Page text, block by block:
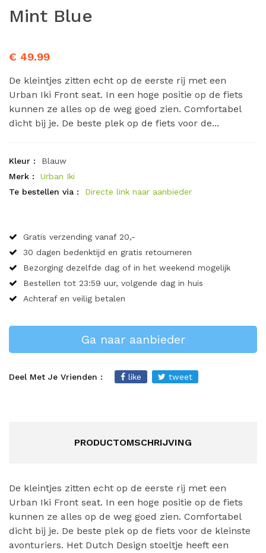
Mint Blue
€ 49.99
De kleintjes zitten echt op de eerste rij met een
Urban Iki Front seat. In een hoge positie op de fiets
kunnen ze alles op de weg goed zien. Comfortabel
dicht bij je. De beste plek op de fiets voor de...
Kleur :
Blauw
Merk :
Urban Iki
Te bestellen via :
Directe link naar aanbieder
Gratis verzending vanaf 20,-
30 dagen bedenktijd en gratis retourneren
Bezorging dezelfde dag of in het weekend mogelijk
Bestellen tot 23:59 uur, volgende dag in huis
Achteraf en veilig betalen
Ga naar aanbieder
Deel Met Je Vrienden : like tweet
PRODUCTOMSCHRIJVING
De kleintjes zitten echt op de eerste rij met een
Urban Iki Front seat. In een hoge positie op de fiets
kunnen ze alles op de weg goed zien. Comfortabel
dicht bij je. De beste plek op de fiets voor de kleinste
avonturiers. Het Dutch Design stoeltje heeft een